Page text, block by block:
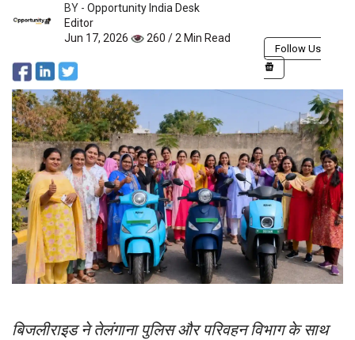
BY - Opportunity India Desk
Editor
Jun 17, 2026
260 / 2 Min Read
Follow Us
बिजलीराइड ने तेलंगाना पुलिस और परिवहन विभाग के साथ